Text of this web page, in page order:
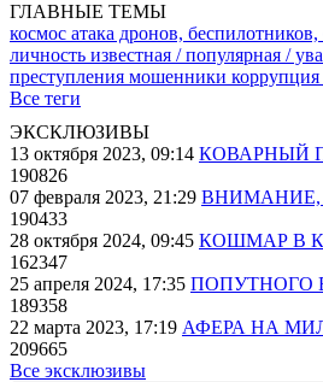
ГЛАВНЫЕ ТЕМЫ
космос атака дронов, беспилотников,
личность известная / популярная /
преступления мошенники коррупция
Все теги
ЭКСКЛЮЗИВЫ
13 октября 2023, 09:14 КОВАРНЫЙ
190826
07 февраля 2023, 21:29 ВНИМАНИЕ,
190433
28 октября 2024, 09:45 КОШМАР В
162347
25 апреля 2024, 17:35 ПОПУТНОГО
189358
22 марта 2023, 17:19 АФЕРА НА
209665
Все эксклюзивы